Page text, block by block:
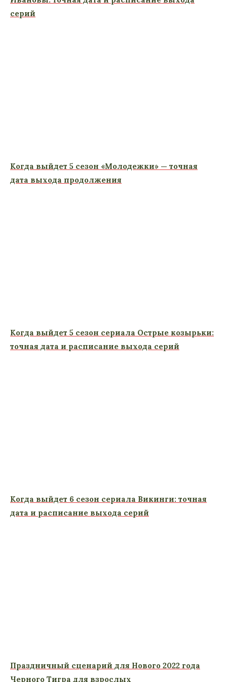
серий
Когда выйдет 5 сезон «Молодежки» — точная
дата выхода продолжения
Когда выйдет 5 сезон сериала Острые козырьки:
точная дата и расписание выхода серий
Когда выйдет 6 сезон сериала Викинги: точная
дата и расписание выхода серий
Праздничный сценарий для Нового 2022 года
Черного Тигра для взрослых